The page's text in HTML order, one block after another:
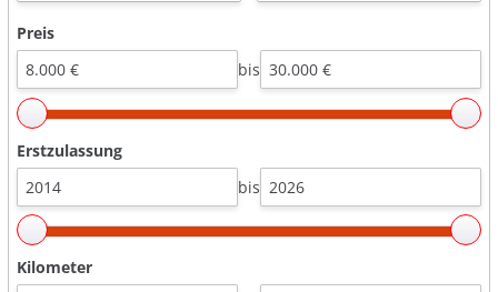
Preis
bis
Erstzulassung
bis
Kilometer